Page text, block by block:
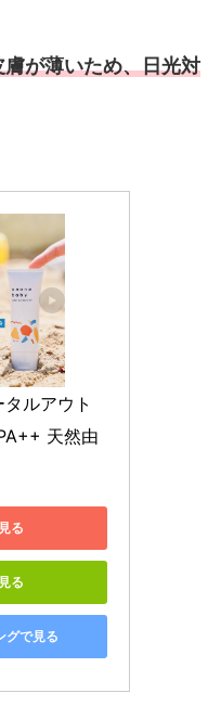
が薄いため、日光対
ルアウト
天然由
る
る
グで見る